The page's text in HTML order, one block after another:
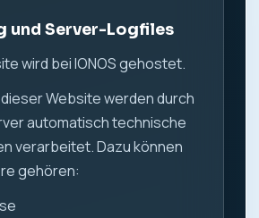
und Server-Logfiles
wird bei IONOS gehostet.
Website werden durch
automatisch technische
verarbeitet. Dazu können
gehören: